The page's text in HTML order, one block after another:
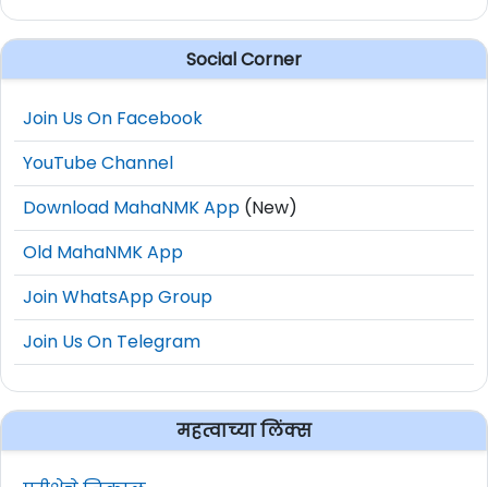
Social Corner
Join Us On Facebook
YouTube Channel
Download MahaNMK App (New)
Old MahaNMK App
Join WhatsApp Group
Join Us On Telegram
महत्वाच्या लिंक्स